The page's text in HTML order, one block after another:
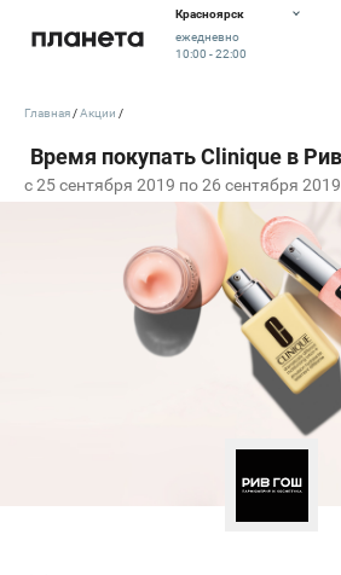
Красноярск
ежедневно
10:00 - 22:00
c 25 сентября 2019 по 26 сентября 2019
Главная Акции